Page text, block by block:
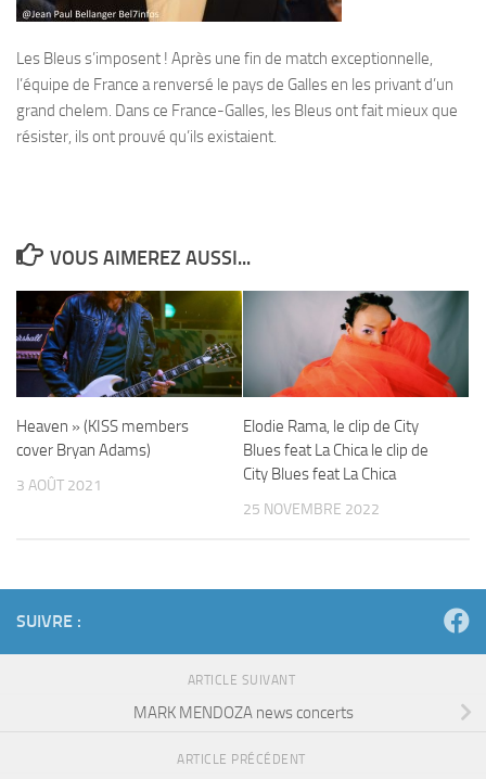
Les Bleus s’imposent ! Après une fin de match exceptionnelle,
l’équipe de France a renversé le pays de Galles en les privant d’un
grand chelem. Dans ce France-Galles, les Bleus ont fait mieux que
résister, ils ont prouvé qu’ils existaient.
VOUS AIMEREZ AUSSI...
Heaven » (KISS members
cover Bryan Adams)
3 AOÛT 2021
Elodie Rama, le clip de City
Blues feat La Chica le clip de
City Blues feat La Chica
25 NOVEMBRE 2022
SUIVRE :
ARTICLE SUIVANT
MARK MENDOZA news concerts
ARTICLE PRÉCÉDENT